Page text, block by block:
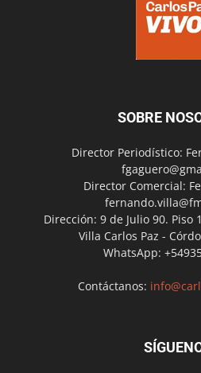
SOBRE
Director Periodístico:
Director Comercial:
Dirección: 9 de Julio 90. Piso
Villa Carlos Paz -
WhatsApp:
Contáctanos: